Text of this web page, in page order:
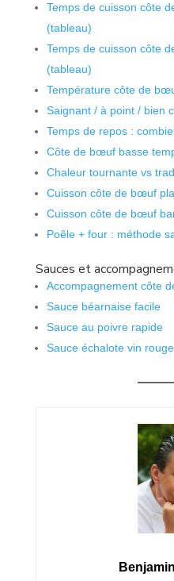
Temps de cuisson côte
(tableau)
Temps de cuisson côte
(tableau)
Température côte de
Saignant / à point / bien
Temps de repos :
Côte de bœuf basse
Chaleur tournante vs
Cuisson côte de bœuf
Cuisson côte de bœuf
Poêle + four : méthode
Sauces et
Accompagnement côte
Sauce béarnaise facile
Sauce au poivre rapide
Sauce échalote vin rouge